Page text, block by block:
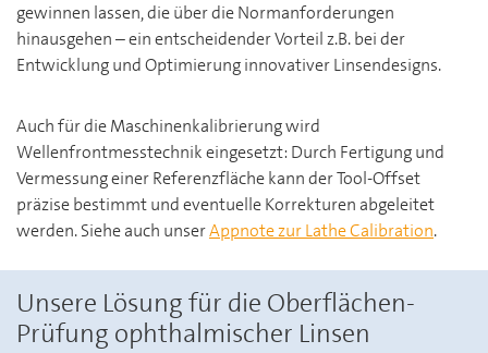
gewinnen lassen, die über die Normanforderungen
hinausgehen – ein entscheidender Vorteil z.B. bei der
Entwicklung und Optimierung innovativer Linsendesigns.
Auch für die Maschinenkalibrierung wird
Wellenfrontmesstechnik eingesetzt: Durch Fertigung und
Vermessung einer Referenzfläche kann der Tool-Offset
präzise bestimmt und eventuelle Korrekturen abgeleitet
werden. Siehe auch unserAppnote zur Lathe Calibration.
Unsere Lösung für die Oberflächen-
Prüfung ophthalmischer Linsen